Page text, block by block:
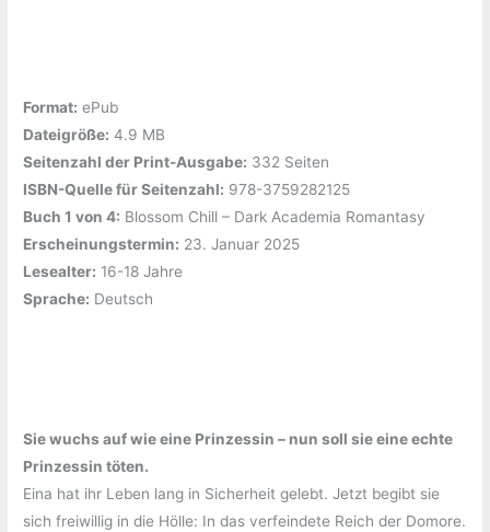
Format: ePub
Dateigröße: ‎4.9 MB
Seitenzahl der Print-Ausgabe: ‎332 Seiten
ISBN-Quelle für Seitenzahl: 978-3759282125
Buch 1 von 4: ‎Blossom Chill – Dark Academia Romantasy
Erscheinungstermin: ‎23. Januar 2025
Lesealter: 16-18 Jahre
Sprache: ‎Deutsch
Sie wuchs auf wie eine Prinzessin – nun soll sie eine echte
Prinzessin töten.
Eina hat ihr Leben lang in Sicherheit gelebt. Jetzt begibt sie
sich freiwillig in die Hölle: In das verfeindete Reich der Domore.